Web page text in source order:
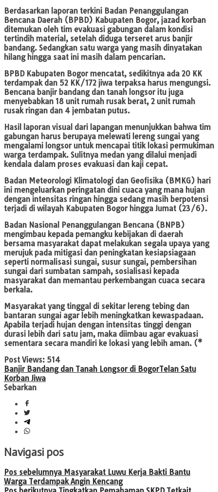
Berdasarkan laporan terkini Badan Penanggulangan
Bencana Daerah (BPBD) Kabupaten Bogor, jazad korban
ditemukan oleh tim evakuasi gabungan dalam kondisi
tertindih material, setelah diduga terseret arus banjir
bandang. Sedangkan satu warga yang masih dinyatakan
hilang hingga saat ini masih dalam pencarian.
BPBD Kabupaten Bogor mencatat, sedikitnya ada 20 KK
terdampak dan 52 KK/172 jiwa terpaksa harus mengungsi.
Bencana banjir bandang dan tanah longsor itu juga
menyebabkan 18 unit rumah rusak berat, 2 unit rumah
rusak ringan dan 4 jembatan putus.
Hasil laporan visual dari lapangan menunjukkan bahwa tim
gabungan harus berupaya melewati lereng sungai yang
mengalami longsor untuk mencapai titik lokasi permukiman
warga terdampak. Sulitnya medan yang dilalui menjadi
kendala dalam proses evakuasi dan kaji cepat.
Badan Meteorologi Klimatologi dan Geofisika (BMKG) hari
ini mengeluarkan peringatan dini cuaca yang mana hujan
dengan intensitas ringan hingga sedang masih berpotensi
terjadi di wilayah Kabupaten Bogor hingga Jumat (23/6).
Badan Nasional Penanggulangan Bencana (BNPB)
mengimbau kepada pemangku kebijakan di daerah
bersama masyarakat dapat melakukan segala upaya yang
merujuk pada mitigasi dan peningkatan kesiapsiagaan
seperti normalisasi sungai, susur sungai, pembersihan
sungai dari sumbatan sampah, sosialisasi kepada
masyarakat dan memantau perkembangan cuaca secara
berkala.
Masyarakat yang tinggal di sekitar lereng tebing dan
bantaran sungai agar lebih meningkatkan kewaspadaan.
Apabila terjadi hujan dengan intensitas tinggi dengan
durasi lebih dari satu jam, maka diimbau agar evakuasi
sementara secara mandiri ke lokasi yang lebih aman. (*
Post Views: 514
Banjir Bandang dan Tanah Longsor di BogorTelan Satu
Korban Jiwa
Sebarkan
Navigasi pos
Pos sebelumnya Masyarakat Luwu Kerja Bakti Bantu
Warga Terdampak Angin Kencang